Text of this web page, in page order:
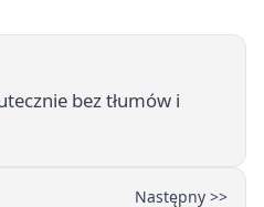
bez tłumów i
Następny >>